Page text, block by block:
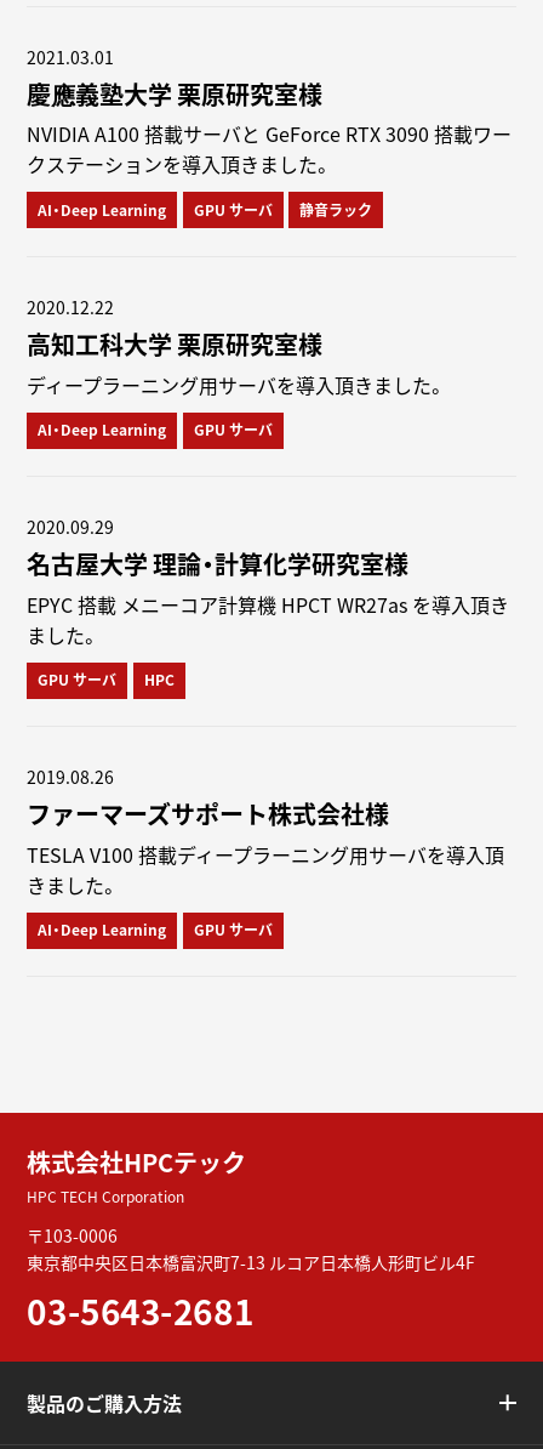
2021.03.01
慶應義塾大学 栗原研究室様
NVIDIA A100 搭載サーバと GeForce RTX 3090 搭載ワー
クステーションを導入頂きました。
AI・Deep Learning GPU サーバ 静音ラック
2020.12.22
高知工科大学 栗原研究室様
ディープラーニング用サーバを導入頂きました。
AI・Deep Learning GPU サーバ
2020.09.29
名古屋大学 理論・計算化学研究室様
EPYC 搭載 メニーコア計算機 HPCT WR27as を導入頂き
ました。
GPU サーバ HPC
2019.08.26
ファーマーズサポート株式会社様
TESLA V100 搭載ディープラーニング用サーバを導入頂
きました。
AI・Deep Learning GPU サーバ
株式会社HPCテック
HPC TECH Corporation
〒103-0006
東京都中央区日本橋富沢町7-13 ルコア日本橋人形町ビル4F
03-5643-2681
製品のご購入方法